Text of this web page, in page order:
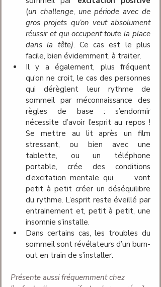
(un challenge, une période avec de
gros projets qu’on veut absolument
réussir et qui occupent toute la place
dans la tête). Ce cas est le plus
facile, bien évidemment, à traiter.
Il y a également, plus fréquent
qu’on ne croit, le cas des personnes
qui dérèglent leur rythme de
sommeil par méconnaissance des
règles de base : s’endormir
nécessite d’avoir l’esprit au repos !
Se mettre au lit après un film
stressant, ou bien avec une
tablette, ou un téléphone
portable, crée des conditions
d’excitation mentale qui 	vont
petit à petit créer un déséquilibre
du rythme. L’esprit reste éveillé par
entrainement et, petit à petit, une
insomnie s’installe.
Dans certains cas, les troubles du
sommeil sont révélateurs d’un burn-
out en train de s’installer.
Présente aussi fréquemment chez